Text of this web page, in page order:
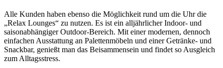
Alle Kunden haben ebenso die Möglichkeit rund um die Uhr die
„Relax Lounges“ zu nutzen. Es ist ein alljährlicher Indoor- und
saisonabhängiger Outdoor-Bereich. Mit einer modernen, dennoch
einfachen Ausstattung an Palettenmöbeln und einer Getränke- und
Snackbar, genießt man das Beisammensein und findet so Ausgleich
zum Alltagsstress.